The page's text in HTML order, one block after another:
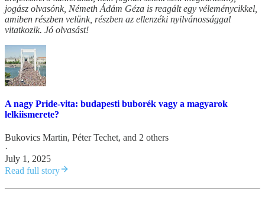
jogász olvasónk, Németh Ádám Géza is reagált egy véleménycikkel,
amiben részben velünk, részben az ellenzéki nyilvánossággal
vitatkozik. Jó olvasást!
A nagy Pride-vita: budapesti buborék vagy a magyarok
lelkiismerete?
Bukovics Martin, Péter Techet, and 2 others
·
July 1, 2025
Read full story